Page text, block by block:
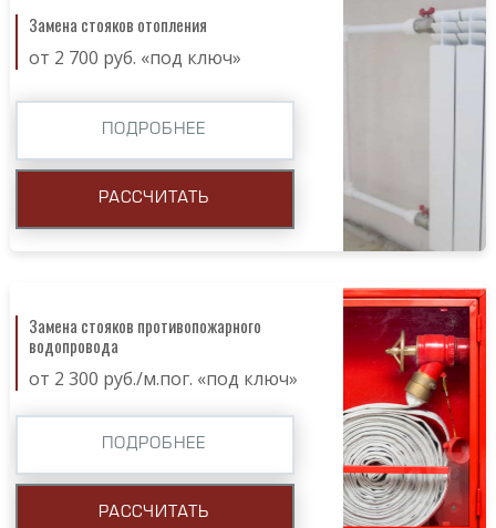
Замена стояков отопления
от 2 700 руб. «под ключ»
ПОДРОБНЕЕ
РАССЧИТАТЬ
Замена стояков противопожарного
водопровода
от 2 300 руб./м.пог. «под ключ»
ПОДРОБНЕЕ
РАССЧИТАТЬ